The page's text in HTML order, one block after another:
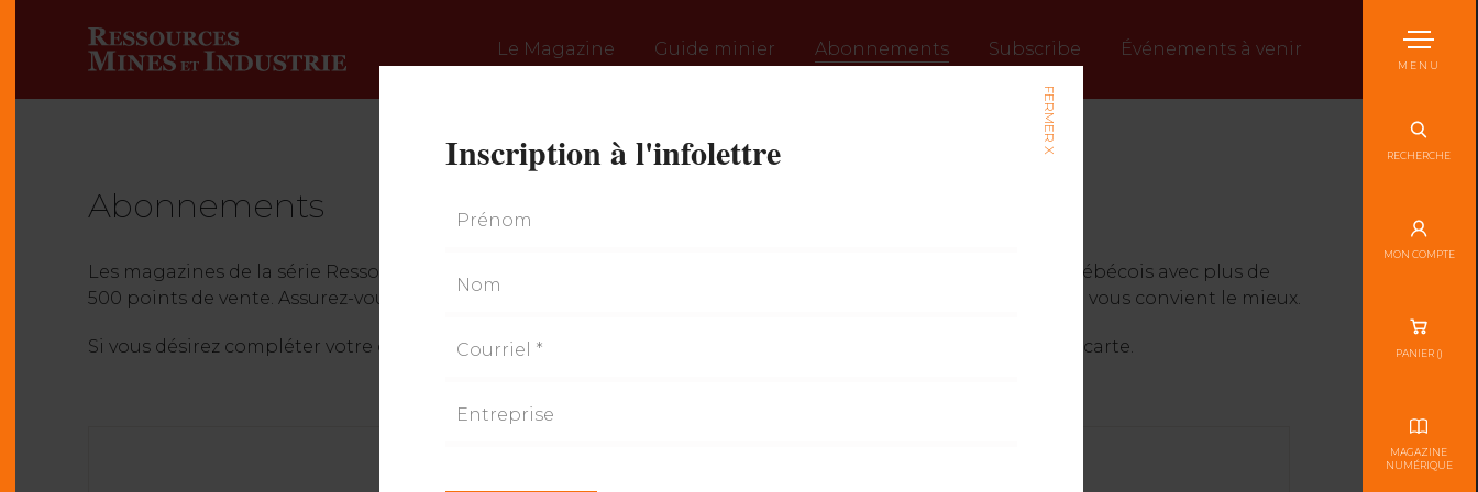
Le Magazine Guide minier Abonnements Subscribe Événements à venir
MENU
RECHERCHE
MON COMPTE
PANIER ()
MAGAZINE
NUMÉRIQUE
Abonnements
Les magazines de la série Ressources & Industrie sont disponibles en kiosque sur l’ensemble du territoire québécois avec plus de
500 points de vente. Assurez-vous de ne rien manquer en vous abonnant à nos périodiques selon le plan qui vous convient le mieux.
Si vous désirez compléter votre collection, vous pouvez également commander des éditions antérieures à la carte.
FERMER X
Inscription à l'infolettre